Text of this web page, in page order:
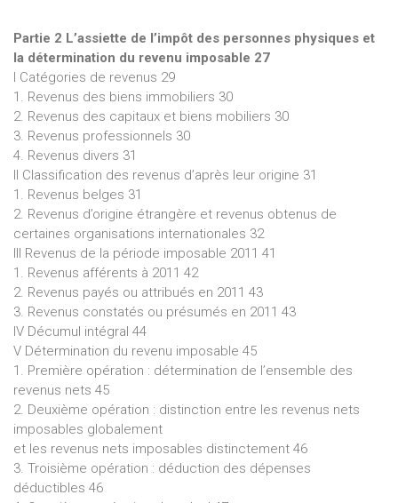
Partie 2 L’assiette de l’impôt des personnes physiques et
la détermination du revenu imposable 27
I Catégories de revenus 29
1. Revenus des biens immobiliers 30
2. Revenus des capitaux et biens mobiliers 30
3. Revenus professionnels 30
4. Revenus divers 31
II Classification des revenus d’après leur origine 31
1. Revenus belges 31
2. Revenus d’origine étrangère et revenus obtenus de
certaines organisations internationales 32
III Revenus de la période imposable 2011 41
1. Revenus afférents à 2011 42
2. Revenus payés ou attribués en 2011 43
3. Revenus constatés ou présumés en 2011 43
IV Décumul intégral 44
V Détermination du revenu imposable 45
1. Première opération : détermination de l’ensemble des
revenus nets 45
2. Deuxième opération : distinction entre les revenus nets
imposables globalement
et les revenus nets imposables distinctement 46
3. Troisième opération : déduction des dépenses
déductibles 46